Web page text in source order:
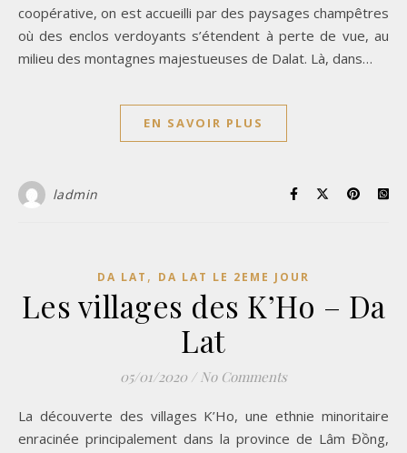
coopérative, on est accueilli par des paysages champêtres
où des enclos verdoyants s’étendent à perte de vue, au
milieu des montagnes majestueuses de Dalat. Là, dans…
EN SAVOIR PLUS
ladmin
DA LAT , DA LAT LE 2EME JOUR
Les villages des K’Ho – Da
Lat
05/01/2020 / No Comments
La découverte des villages K’Ho, une ethnie minoritaire
enracinée principalement dans la province de Lâm Đồng,